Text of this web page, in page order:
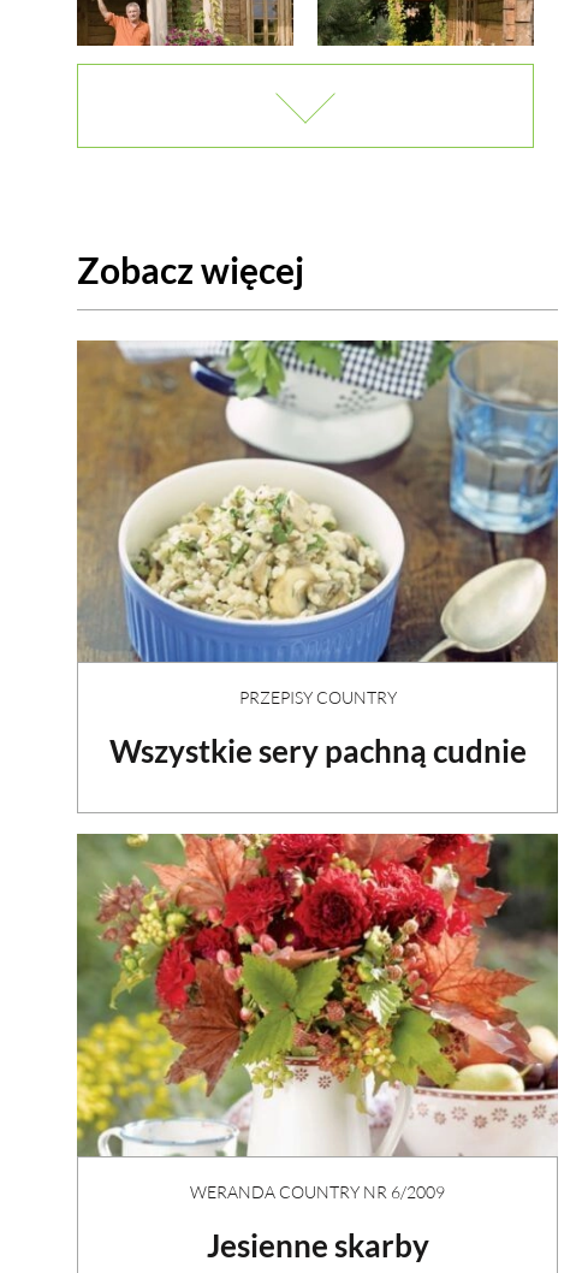
Zobacz więcej
PRZEPISY COUNTRY
Wszystkie sery pachną cudnie
WERANDA COUNTRY NR 6/2009
Jesienne skarby